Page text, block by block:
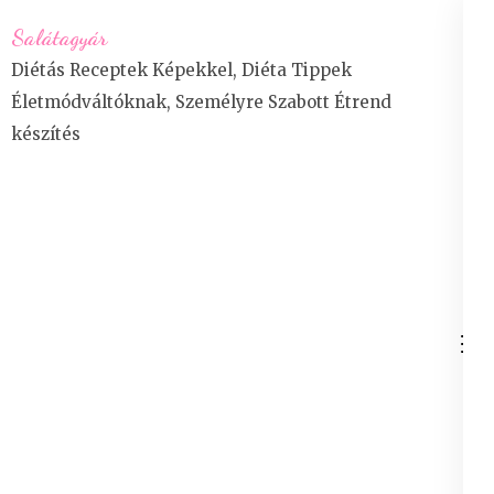
to
content
(Press
Enter)
Salátagyár
Diétás Receptek Képekkel, Diéta Tippek
Életmódváltóknak, Személyre Szabott Étrend
készítés